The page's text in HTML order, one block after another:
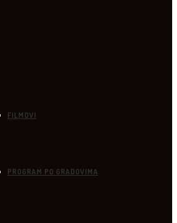
FILMOVI
PROGRAM PO GRADOVIMA